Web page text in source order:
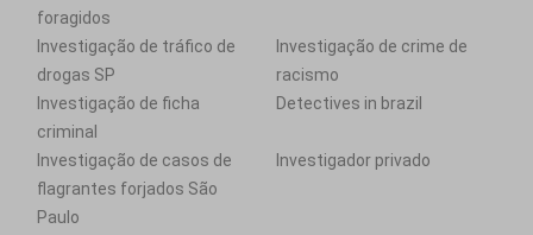
foragidos
Investigação de tráfico de
drogas SP
Investigação de crime de
racismo
Investigação de ficha
criminal
Detectives in brazil
Investigação de casos de
flagrantes forjados São
Paulo
Investigador privado